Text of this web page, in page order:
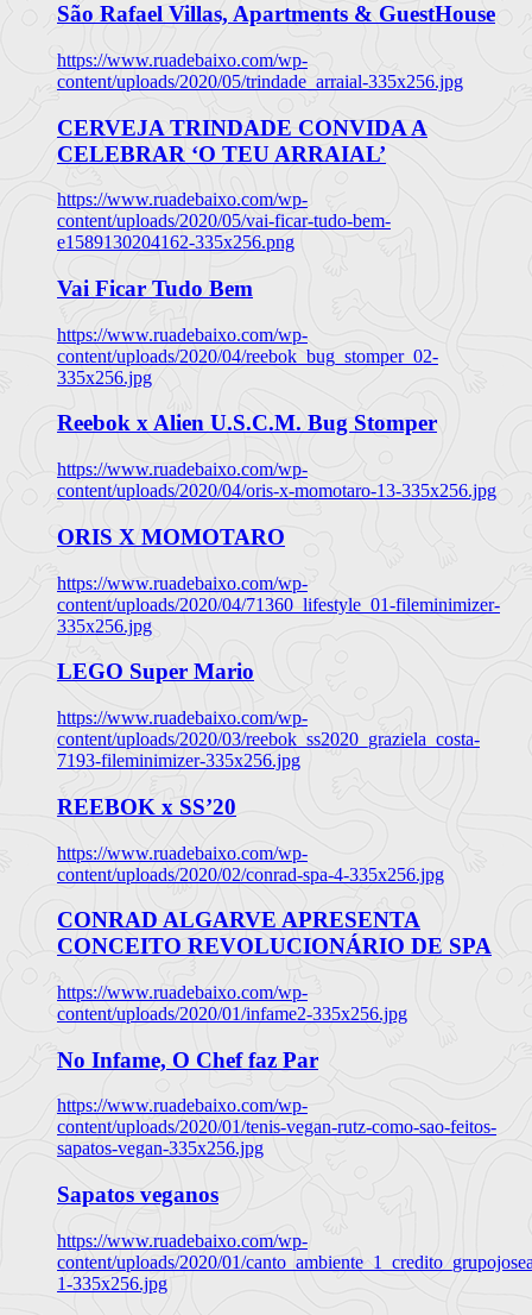
São Rafael Villas, Apartments & GuestHouse
https://www.ruadebaixo.com/wp-
content/uploads/2020/05/trindade_arraial-335x256.jpg
CERVEJA TRINDADE CONVIDA A
CELEBRAR ‘O TEU ARRAIAL’
https://www.ruadebaixo.com/wp-
content/uploads/2020/05/vai-ficar-tudo-bem-
e1589130204162-335x256.png
Vai Ficar Tudo Bem
https://www.ruadebaixo.com/wp-
content/uploads/2020/04/reebok_bug_stomper_02-
335x256.jpg
Reebok x Alien U.S.C.M. Bug Stomper
https://www.ruadebaixo.com/wp-
content/uploads/2020/04/oris-x-momotaro-13-335x256.jpg
ORIS X MOMOTARO
https://www.ruadebaixo.com/wp-
content/uploads/2020/04/71360_lifestyle_01-fileminimizer-
335x256.jpg
LEGO Super Mario
https://www.ruadebaixo.com/wp-
content/uploads/2020/03/reebok_ss2020_graziela_costa-
7193-fileminimizer-335x256.jpg
REEBOK x SS’20
https://www.ruadebaixo.com/wp-
content/uploads/2020/02/conrad-spa-4-335x256.jpg
CONRAD ALGARVE APRESENTA
CONCEITO REVOLUCIONÁRIO DE SPA
https://www.ruadebaixo.com/wp-
content/uploads/2020/01/infame2-335x256.jpg
No Infame, O Chef faz Par
https://www.ruadebaixo.com/wp-
content/uploads/2020/01/tenis-vegan-rutz-como-sao-feitos-
sapatos-vegan-335x256.jpg
Sapatos veganos
https://www.ruadebaixo.com/wp-
content/uploads/2020/01/
1-335x256.jpg